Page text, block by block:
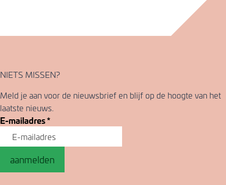
NIETS MISSEN?
Meld je aan voor de nieuwsbrief en blijf op de hoogte van het
laatste nieuws.
E-mailadres*
aanmelden